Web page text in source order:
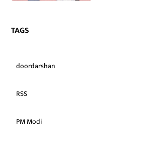
TAGS
doordarshan
RSS
PM Modi